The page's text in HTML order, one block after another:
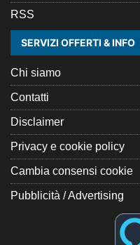
RSS
SERVIZI OFFERTI & INFO
Chi siamo
Contatti
Disclaimer
Privacy e cookie policy
Cambia consensi cookie
Pubblicità / Advertising